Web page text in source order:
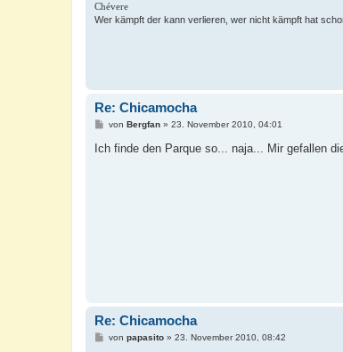
Chévere
Wer kämpft der kann verlieren, wer nicht kämpft hat
Re: Chicamocha
B
i
von Bergfan» 23. November 2010, 04:01
Ich finde den Parque so... naja... Mir gefallen
Re: Chicamocha
Bvon papasito» 23. November 2010, 08:42